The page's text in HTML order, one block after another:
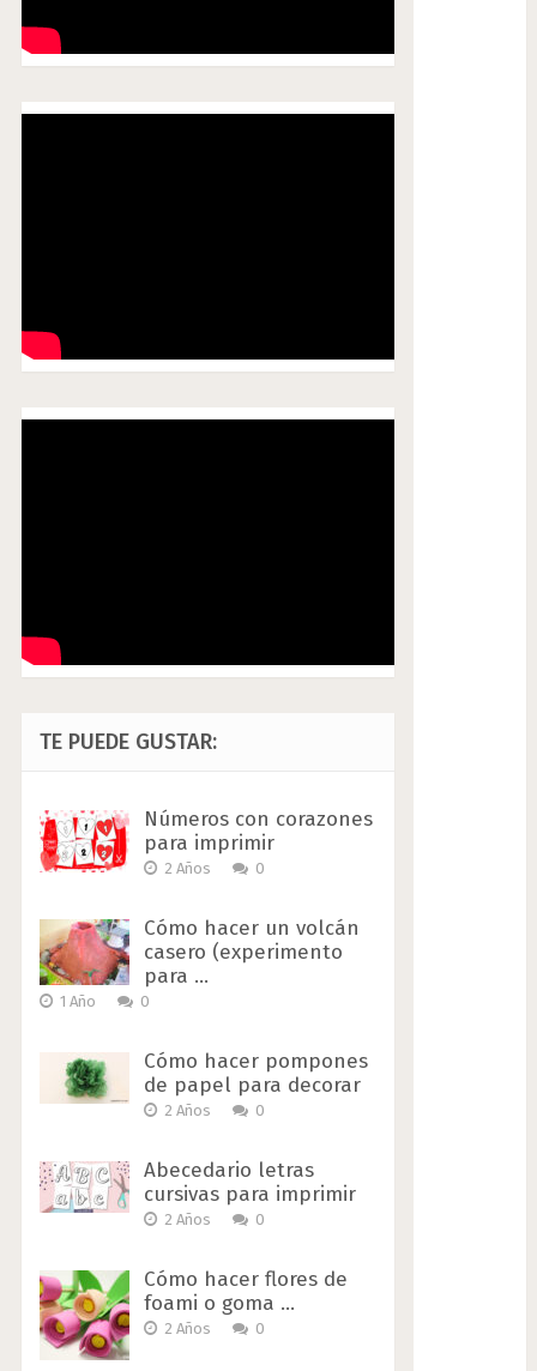
TE PUEDE GUSTAR:
Números con corazones
para imprimir
2 Años 0
Cómo hacer un volcán
casero (experimento
para …
1 Año 0
Cómo hacer pompones
de papel para decorar
2 Años 0
Abecedario letras
cursivas para imprimir
2 Años 0
Cómo hacer flores de
foami o goma …
2 Años 0